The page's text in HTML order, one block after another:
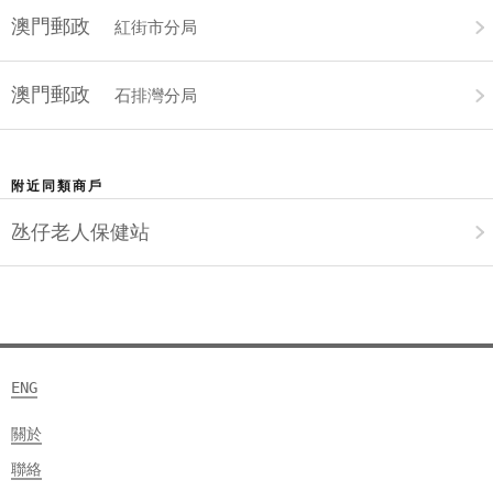
澳門郵政 紅街市分局
澳門郵政 石排灣分局
附近同類商戶
氹仔老人保健站
ENG
關於
聯絡